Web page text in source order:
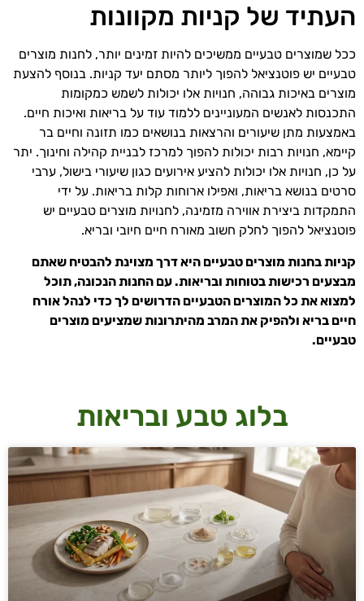
העתיד של קניות מקוונות
ככל שמוצרים טבעיים ממשיכים להיות זמינים יותר, לחנות מוצרים
טבעיים יש פוטנציאל להפוך ליותר מסתם יעד קניות. בנוסף להצעת
מוצרים באיכות גבוהה, חנויות אלו יכולות לשמש כמקומות
התכנסות לאנשים המעוניינים ללמוד עוד על בריאות ואיכות חיים.
באמצעות מתן שיעורים והרצאות בנושאים כמו תזונה וחיים בר
קיימא, חנויות רבות יכולות להפוך למרכז לבניית קהילה וחינוך. יתר
על כן, חנויות אלו יכולות להציע אירועים כגון שיעורי בישול, ערבי
סרטים בנושא בריאות, ואפילו ארוחות קלות בריאות. על ידי
התמקדות ביצירת אווירה מזמינה, לחנויות מוצרים טבעיים יש
פוטנציאל להפוך לחלק חשוב מאורח חיים חיובי ובריא.
קניות בחנות מוצרים טבעיים היא דרך מצוינת להבטיח שאתם
מבצעים רכישות בטוחות ובריאות. עם החנות הנכונה, תוכל
למצוא את כל המוצרים הטבעיים הדרושים לך כדי לנהל אורח
חיים בריא ולהפיק את המרב מהיתרונות שמציעים מוצרים
טבעיים.
בלוג טבע ובריאות